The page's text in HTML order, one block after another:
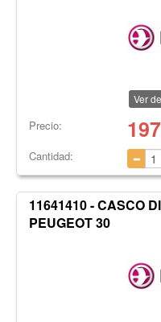
Ver
Precio:
Cantidad:
11641410 - CASCO
PEUGEOT 30